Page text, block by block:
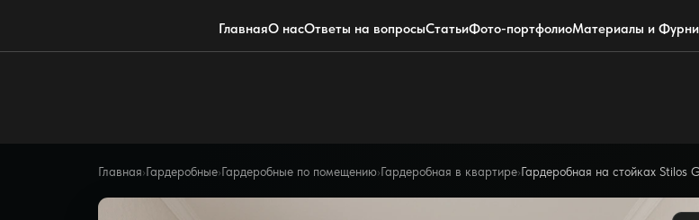
ГлавнаяО насОтветы на вопросыСтатьиФото-портфолиоМатериалы и
Главная›Гардеробные›Гардеробные по помещению›Гардеробная в квартире›Гардеробная на стойках